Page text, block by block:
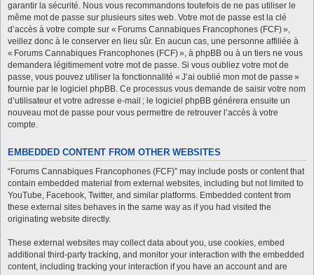
garantir la sécurité. Nous vous recommandons toutefois de ne pas utiliser le
même mot de passe sur plusieurs sites web. Votre mot de passe est la clé
d’accès à votre compte sur « Forums Cannabiques Francophones (FCF) »,
veillez donc à le conserver en lieu sûr. En aucun cas, une personne affiliée à
« Forums Cannabiques Francophones (FCF) », à phpBB ou à un tiers ne vous
demandera légitimement votre mot de passe. Si vous oubliez votre mot de
passe, vous pouvez utiliser la fonctionnalité « J’ai oublié mon mot de passe »
fournie par le logiciel phpBB. Ce processus vous demande de saisir votre nom
d’utilisateur et votre adresse e-mail ; le logiciel phpBB générera ensuite un
nouveau mot de passe pour vous permettre de retrouver l’accès à votre
compte.
EMBEDDED CONTENT FROM OTHER WEBSITES
“Forums Cannabiques Francophones (FCF)” may include posts or content that
contain embedded material from external websites, including but not limited to
YouTube, Facebook, Twitter, and similar platforms. Embedded content from
these external sites behaves in the same way as if you had visited the
originating website directly.
These external websites may collect data about you, use cookies, embed
additional third-party tracking, and monitor your interaction with the embedded
content, including tracking your interaction if you have an account and are